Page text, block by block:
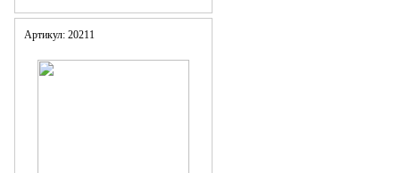
Артикул: 20211